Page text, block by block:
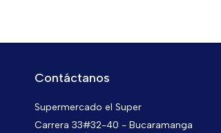
Contáctanos
Supermercado el Super
Carrera 33#32-40 - Bucaramanga